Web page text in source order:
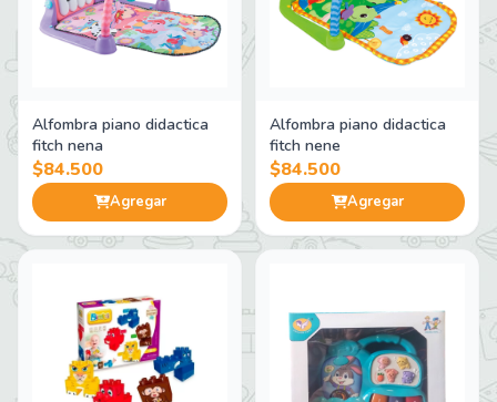
Alfombra piano didactica
fitch nena
$84.500
Agregar
Alfombra piano didactica
fitch nene
$84.500
Agregar